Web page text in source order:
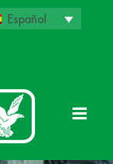
Español